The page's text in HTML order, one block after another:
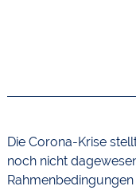
Die Corona-Krise
noch nicht